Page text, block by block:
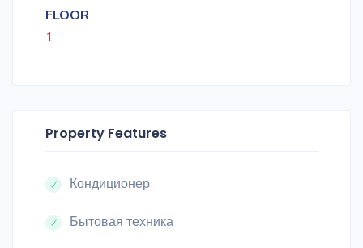
FLOOR
1
Property Features
Кондиционер
Бытовая техника